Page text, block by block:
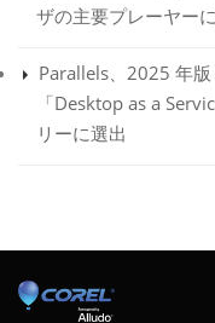
ザの主要プレーヤー
Parallels、2025 年
「Desktop as a
リーに選出